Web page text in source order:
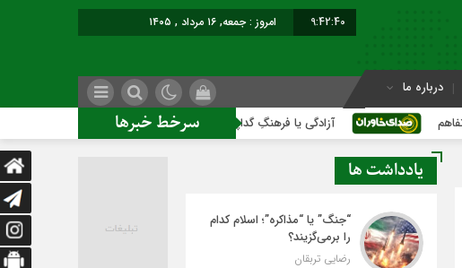
9:42:41 برابر با : Friday - 7 August - 2026
درباره ما
سرخط خبرها آزادگی یا فرهنگِ گداپروری؟
یادداشت ها
“جنگ” یا “مذاکره”؛ اسلام کدام
را برمی‌گزیند؟
رضایی تربقان